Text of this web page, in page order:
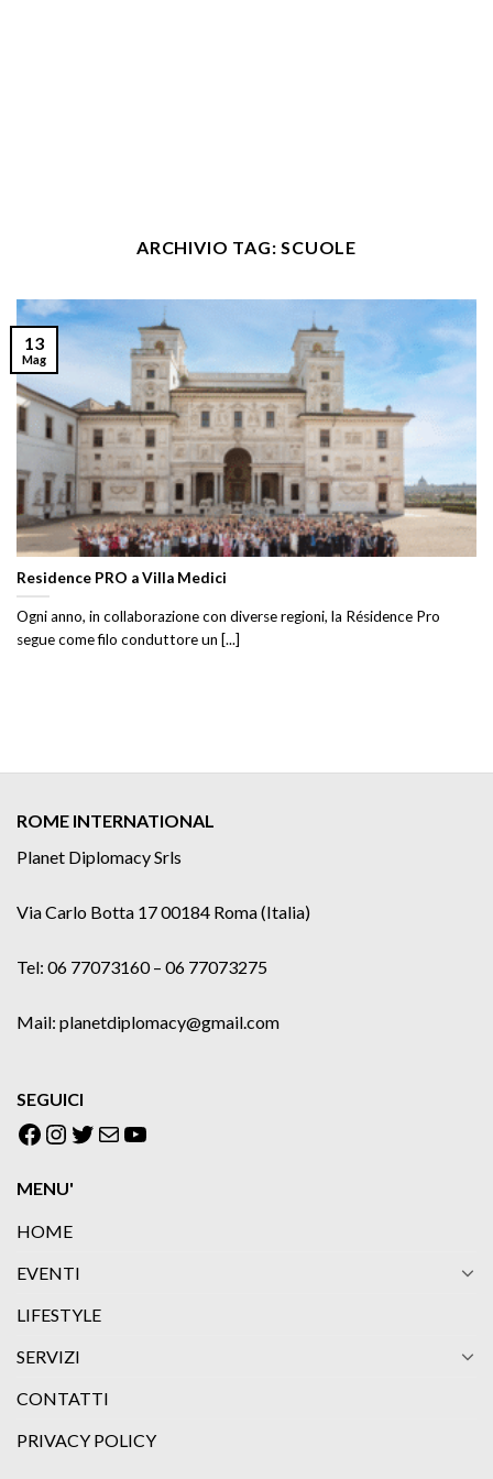
ARCHIVIO TAG:SCUOLE
Residence PRO a Villa Medici
Ogni anno, in collaborazione con diverse regioni, la Résidence Pro
segue come filo conduttore un [...]
13
Mag
ROME INTERNATIONAL
Planet Diplomacy Srls
Via Carlo Botta 17 00184 Roma (Italia)
Tel: 06 77073160 – 06 77073275
Mail: planetdiplomacy@gmail.com
SEGUICI
Facebook
Instagram
Twitter
EmailYouTube
MENU'
HOME
EVENTI
LIFESTYLE
SERVIZI
CONTATTI
PRIVACY POLICY